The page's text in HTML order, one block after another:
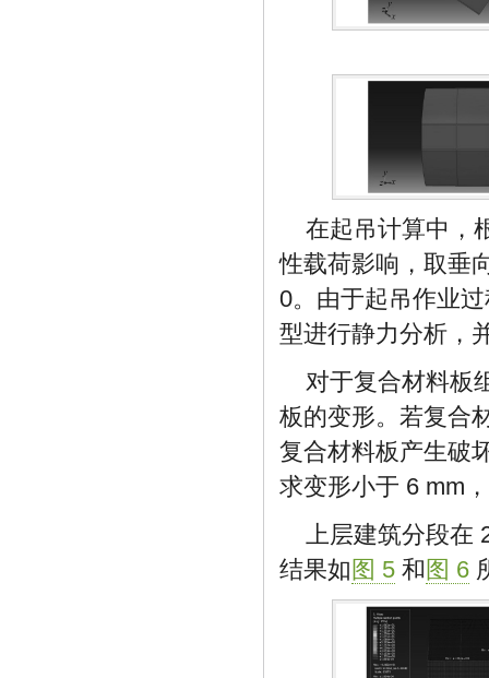
在起吊计算中，
性载荷影响，取垂
0。由于起吊作业
型进行静力分析，
对于复合材料板
板的变形。若复合
复合材料板产生破
求变形小于 6 mm
上层建筑分段在
结果如 图 5 和 图 6